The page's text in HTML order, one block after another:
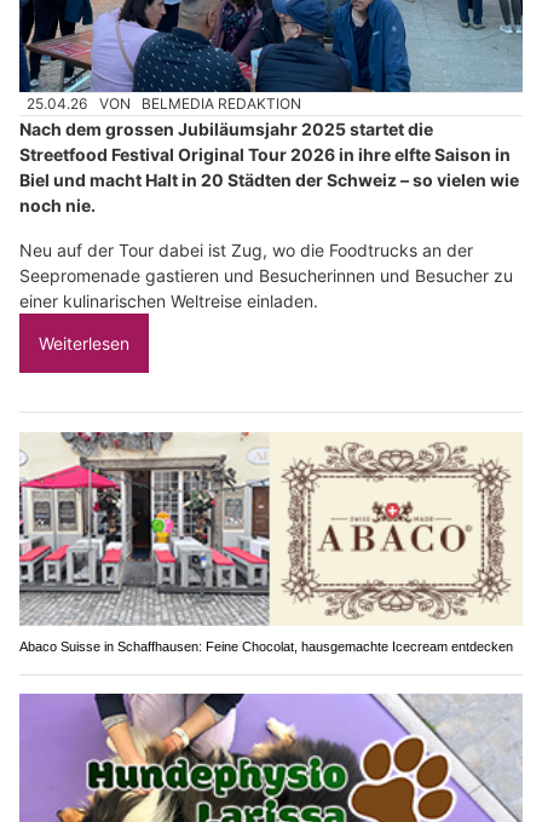
25.04.26 VON BELMEDIA REDAKTION
Nach dem grossen Jubiläumsjahr 2025 startet die
Streetfood Festival Original Tour 2026 in ihre elfte Saison in
Biel und macht Halt in 20 Städten der Schweiz – so vielen wie
noch nie.
Neu auf der Tour dabei ist Zug, wo die Foodtrucks an der
Seepromenade gastieren und Besucherinnen und Besucher zu
einer kulinarischen Weltreise einladen.
Weiterlesen
Abaco Suisse in Schaffhausen: Feine Chocolat, hausgemachte Icecream entdecken